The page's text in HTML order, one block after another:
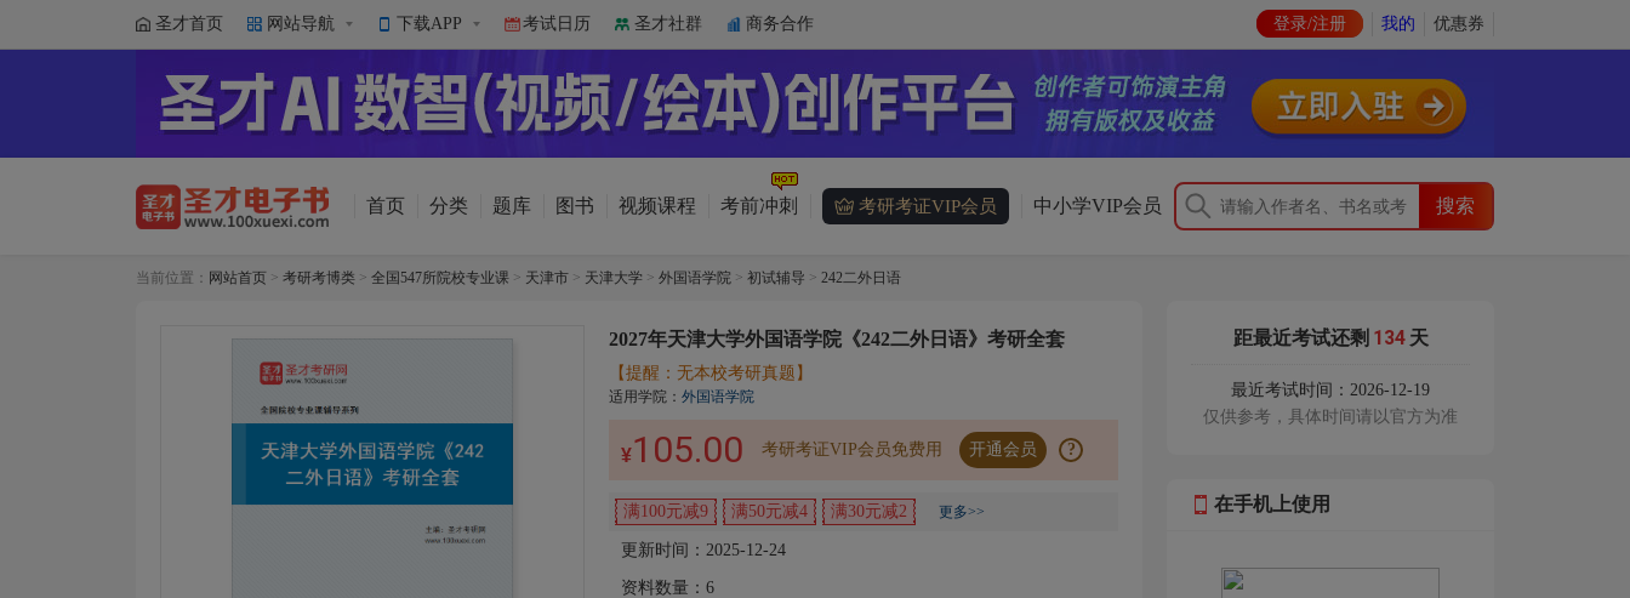
圣才首页 网站导航 下载APP 考试日历 圣才社群 商务合作 登录/注册 我的 优惠券
首页 分类 题库 图书 视频课程 考前冲刺 考研考证VIP会员 中小学VIP会员
当前位置： 网站首页 > 考研考博类 > 全国547所院校专业课 > 天津市 > 天津大学 > 外国语学院 > 初试辅导 > 242二外日语
2027年天津大学外国语学院《242二外日语》考研全套
【提醒：无本校考研真题】
适用学院： 外国语学院
¥105.00 考研考证VIP会员免费用 开通会员 ?
满100元减9 满50元减4 满30元减2 更多>>
更新时间：2025-12-24
资料数量： 6
距最近考试还剩 134 天
最近考试时间：2026-12-19
仅供参考，具体时间请以官方为准
在手机上使用